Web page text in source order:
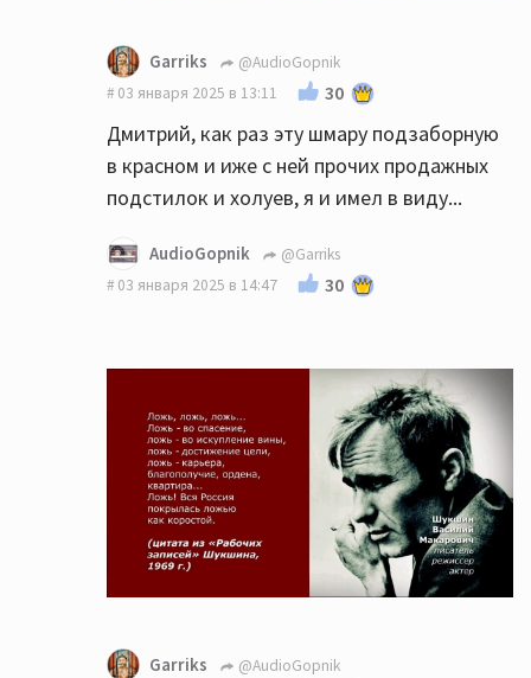
Garriks
@AudioGopnik
03 января 2025 в 13:11
30
Дмитрий, как раз эту шмару подзаборную
в красном и иже с ней прочих продажных
подстилок и холуев, я и имел в виду...
AudioGopnik
@Garriks
03 января 2025 в 14:47
30
Garriks
@AudioGopnik